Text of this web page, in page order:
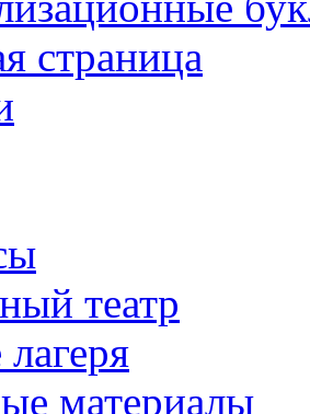
страница
театр
материалы